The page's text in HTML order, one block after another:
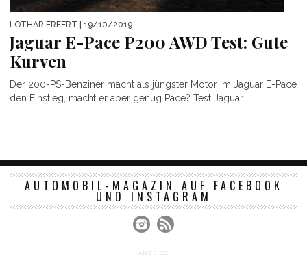
LOTHAR ERFERT | 19/10/2019
Jaguar E-Pace P200 AWD Test: Gute
Kurven
Der 200-PS-Benziner macht als jüngster Motor im Jaguar E-Pace
den Einstieg, macht er aber genug Pace? Test Jaguar...
AUTOMOBIL-MAGAZIN AUF FACEBOOK
UND INSTAGRAM
ANZEIGE